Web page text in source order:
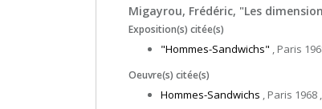
Migayrou, Frédéric, "Les
Exposition(s) citée(s)
"Hommes-Sandwichs" , Paris
Oeuvre(s) citée(s)
Hommes-Sandwichs , Paris 1968